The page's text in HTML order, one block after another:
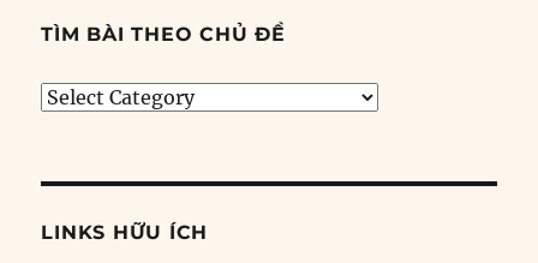
TÌM BÀI THEO CHỦ ĐỀ
Tìm
đề
LINKS HỮU ÍCH